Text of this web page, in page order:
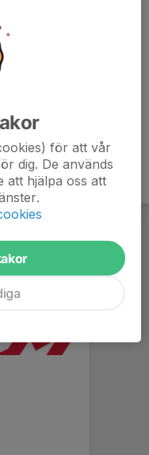
för att vår
dig. De används
att hjälpa oss att